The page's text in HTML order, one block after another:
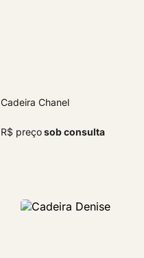
Cadeira Chanel
R$ preçosob consulta